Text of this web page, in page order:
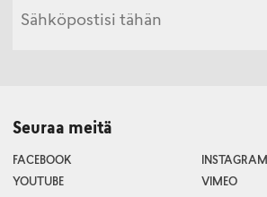
Seuraa meitä
FACEBOOK
INSTAGRAM
YOUTUBE
VIMEO